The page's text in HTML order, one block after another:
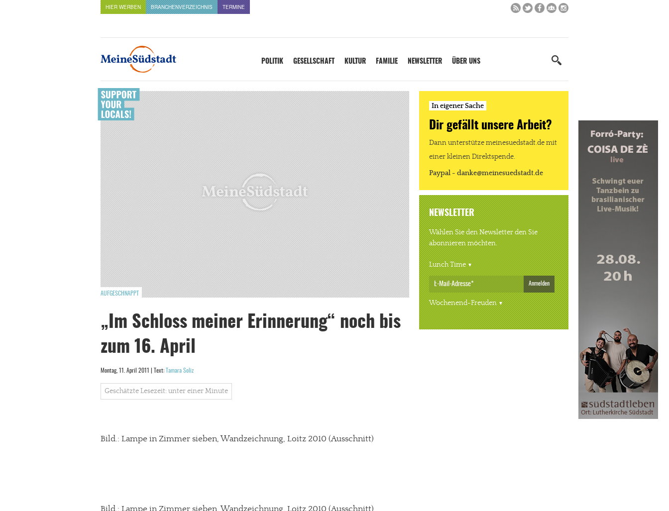
HIER WERBEN BRANCHENVERZEICHNIS TERMINE
POLITIK GESELLSCHAFT KULTUR FAMILIE NEWSLETTER ÜBER UNS
AUFGESCHNAPPT
„Im Schloss meiner Erinnerung“ noch bis
zum 16. April
Montag, 11. April 2011 | Text: Tamara Soliz
Geschätzte Lesezeit: unter einer Minute
Bild.: Lampe in Zimmer sieben, Wandzeichnung, Loitz 2010 (Ausschnitt)
In eigener Sache
Dir gefällt unsere Arbeit?
Dann unterstütze meinesuedstadt.de mit
einer kleinen Direktspende.
Paypal - danke@meinesuedstadt.de
NEWSLETTER
Wählen Sie den Newsletter den Sie
abonnieren möchten.
Lunch Time
Anmelden
Wochenend-Freuden